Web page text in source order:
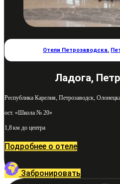
Отели Петрозаводска,
Ладога,
Республика Карелия, Петрозаводск,
ост. «Школа № 20»
1,8 км до центра
Подробнее о отеле
Забронировать